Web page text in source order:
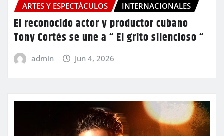
ARTES Y ESPECTÁCULOS INTERNACIONALES
El reconocido actor y productor cubano
Tony Cortés se une a “ El grito silencioso “
admin Jun 4, 2026